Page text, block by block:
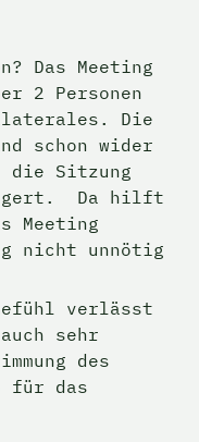
Das Meeting
2 Personen
Die
schon wider
die Sitzung
Da hilft
Meeting
nicht unnötig
verlässt
sehr
des
für das